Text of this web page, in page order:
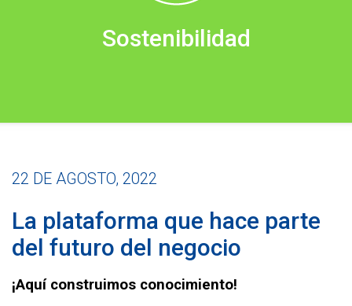
Sostenibilidad
22 DE AGOSTO, 2022
La plataforma que hace parte
del futuro del negocio
¡Aquí construimos conocimiento!